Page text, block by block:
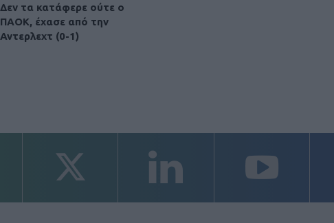
Δεν τα κατάφερε ούτε ο
ΠΑΟΚ, έχασε από την
Αντερλεχτ (0-1)